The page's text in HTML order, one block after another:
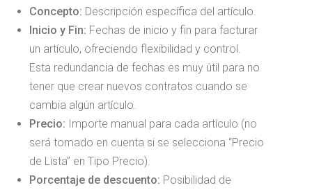
Concepto: Descripción específica del artículo.
Inicio y Fin: Fechas de inicio y fin para facturar
un artículo, ofreciendo flexibilidad y control.
Esta redundancia de fechas es muy útil para no
tener que crear nuevos contratos cuando se
cambia algún artículo.
Precio: Importe manual para cada artículo (no
será tomado en cuenta si se selecciona “Precio
de Lista” en Tipo Precio).
Porcentaje de descuento: Posibilidad de